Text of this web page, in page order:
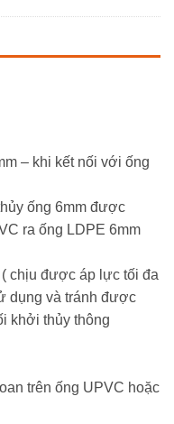
– khi kết nối với ống
ống 6mm được
ra ống LDPE 6mm
chịu được áp lực tối đa
dụng và tránh được
khởi thủy thông
trên ống UPVC hoặc